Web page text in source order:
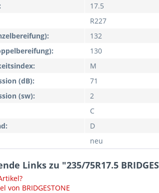
17.5
R227
132
130
M
(dB):
71
(sw):
2
C
D
neu
Links zu "235/75R17.5
von BRIDGESTONE